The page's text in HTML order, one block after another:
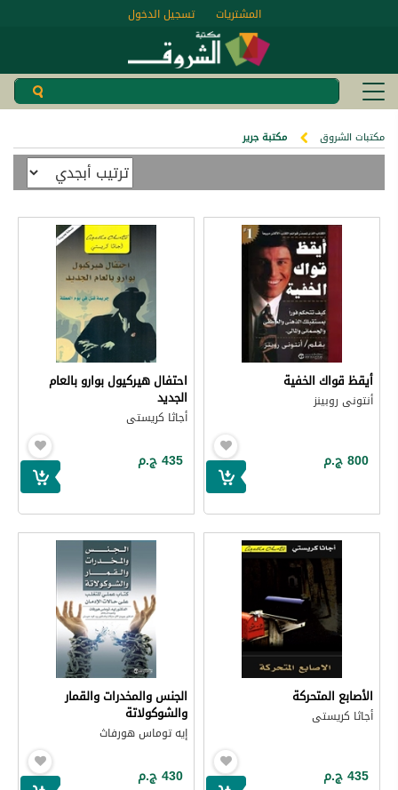
تسجيل الدخول المشتريات
مكتبات الشروق مكتبة جرير
أيقظ قواك الخفية
أنتونى روبينز
800 ج.م
احتفال هيركيول بوارو بالعام
الجديد
أجاثا كريستى
435 ج.م
الأصابع المتحركة
أجاثا كريستى
435 ج.م
الجنس والمخدرات والقمار
والشوكولاتة
إيه توماس هورفاث
430 ج.م